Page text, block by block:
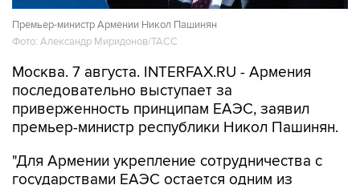
Премьер-министр Армении Никол Пашинян
Фото: Александр Миридонов/ТАСС
Москва. 7 августа. INTERFAX.RU - Армения
последовательно выступает за
приверженность принципам ЕАЭС, заявил
премьер-министр республики Никол Пашинян.
"Для Армении укрепление сотрудничества с
государствами ЕАЭС остается одним из